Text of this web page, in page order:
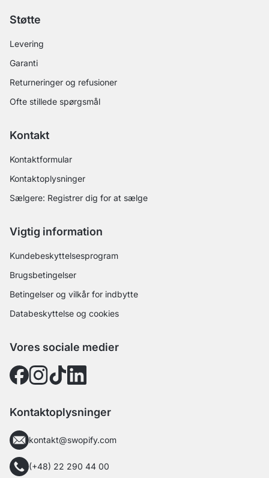
Støtte
Levering
Garanti
Returneringer og refusioner
Ofte stillede spørgsmål
Kontakt
Kontaktformular
Kontaktoplysninger
Sælgere: Registrer dig for at sælge
Vigtig information
Kundebeskyttelsesprogram
Brugsbetingelser
Betingelser og vilkår for indbytte
Databeskyttelse og cookies
Vores sociale medier
Kontaktoplysninger
kontakt@swopify.com
(+48) 22 290 44 00